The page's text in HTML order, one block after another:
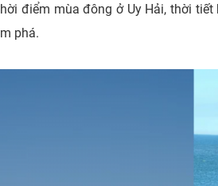
điểm mùa đông ở Uy Hải, thời
phá.